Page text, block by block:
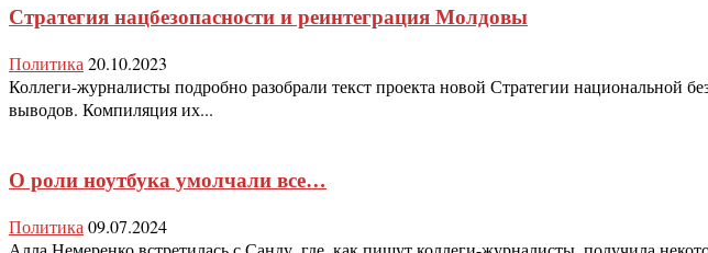
Стратегия нацбезопасности и реинтеграция Молдовы
Политика 20.10.2023
Коллеги-журналисты подробно разобрали текст проекта новой Стратегии национальной
выводов. Компиляция их...
О роли ноутбука умолчали все…
Политика 09.07.2024